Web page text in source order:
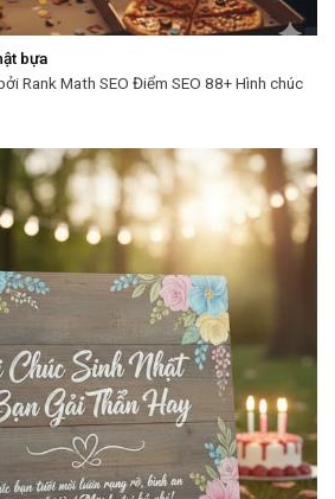
bựa
Rank Math SEO Điểm SEO 88+ Hình chúc